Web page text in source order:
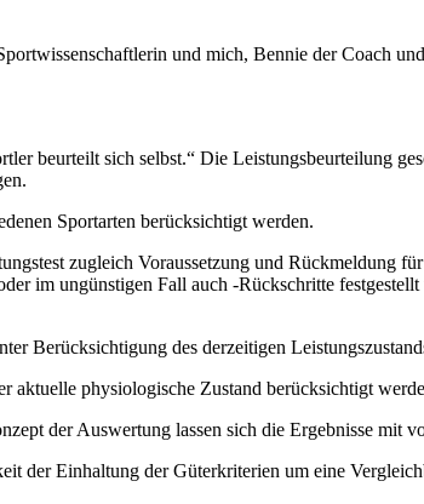
und mich, Bennie der Coach
beurteilt sich selbst.“ Die Leistungsbeurteilung
Sportarten berücksichtigt werden.
zugleich Voraussetzung und Rückmeldung
im ungünstigen Fall auch -Rückschritte
Berücksichtigung des derzeitigen
aktuelle physiologische Zustand berücksichtigt
der Auswertung lassen sich die Ergebnisse mit
der Einhaltung der Güterkriterien um eine